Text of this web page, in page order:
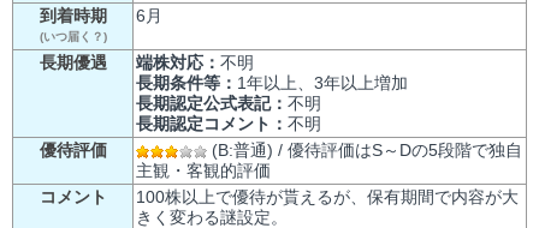
到着時期
(いつ届く？)
6月
長期優遇 端株対応： 不明
長期条件等： 1年以上、3年以上増加
長期認定公式表記： 不明
長期認定コメント： 不明
優待評価
(B:普通) / 優待評価はS～Dの5段階で独自
主観・客観的評価
コメント
100株以上で優待が貰えるが、保有期間で内容が大
きく変わる謎設定。